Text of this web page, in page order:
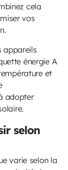
cela
vos
appareils
énergie A
et
adopter
selon
varie selon la